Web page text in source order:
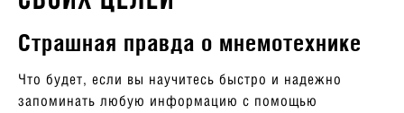
Страшная правда о мнемотехнике
Что будет, если вы научитесь быстро и надежно
запоминать любую информацию с помощью